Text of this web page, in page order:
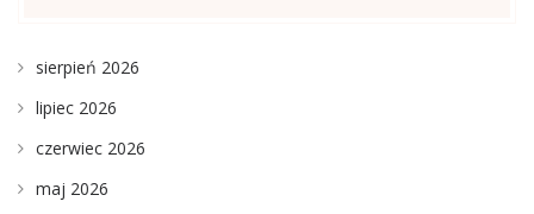
sierpień 2026
lipiec 2026
czerwiec 2026
maj 2026